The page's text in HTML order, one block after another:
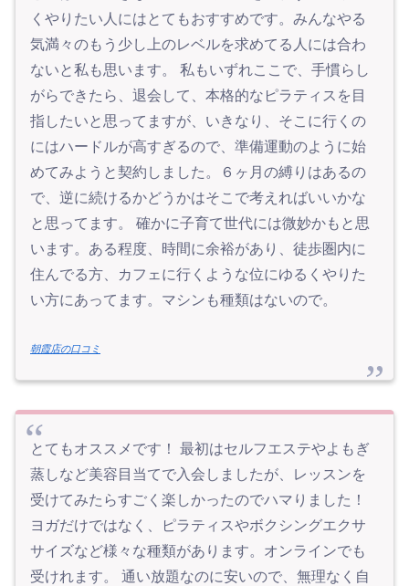
くやりたい人にはとてもおすすめです。みんなやる
気満々のもう少し上のレベルを求めてる人には合わ
ないと私も思います。 私もいずれここで、手慣らし
がらできたら、退会して、本格的なピラティスを目
指したいと思ってますが、いきなり、そこに行くの
にはハードルが高すぎるので、準備運動のように始
めてみようと契約しました。６ヶ月の縛りはあるの
で、逆に続けるかどうかはそこで考えればいいかな
と思ってます。 確かに子育て世代には微妙かもと思
います。ある程度、時間に余裕があり、徒歩圏内に
住んでる方、カフェに行くような位にゆるくやりた
い方にあってます。マシンも種類はないので。
朝霞店の口コミ
とてもオススメです！ 最初はセルフエステやよもぎ
蒸しなど美容目当てで入会しましたが、レッスンを
受けてみたらすごく楽しかったのでハマりました！
ヨガだけではなく、ピラティスやボクシングエクサ
サイズなど様々な種類があります。オンラインでも
受けれます。 通い放題なのに安いので、無理なく自